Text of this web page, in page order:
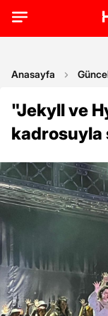
Anasayfa
"Jekyll ve
kadrosuyla